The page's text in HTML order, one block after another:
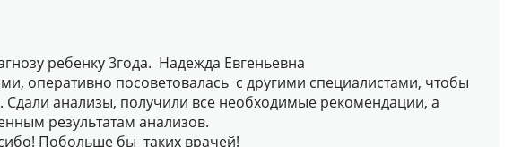
ребенку 3года. Надежда Евгеньевна
оперативно посоветовалась с другими специалистами, чтобы
анализы, получили все необходимые рекомендации, а
результатам анализов.
Побольше бы таких врачей!